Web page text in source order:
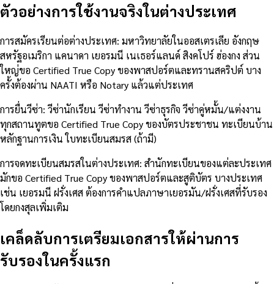
ตัวอย่างการใช้งานจริงในต่างประเทศ
การสมัครเรียนต่อต่างประเทศ: มหาวิทยาลัยในออสเตรเลีย อังกฤษ
สหรัฐอเมริกา แคนาดา เยอรมนี เนเธอร์แลนด์ สิงคโปร์ ฮ่องกง ส่วน
ใหญ่ขอ Certified True Copy ของพาสปอร์ตและทรานสคริปต์ บาง
ครั้งต้องผ่าน NAATI หรือ Notary แล้วแต่ประเทศ
การยื่นวีซ่า: วีซ่านักเรียน วีซ่าทำงาน วีซ่าธุรกิจ วีซ่าคู่หมั้น/แต่งงาน
ทุกสถานทูตขอ Certified True Copy ของบัตรประชาชน ทะเบียนบ้าน
หลักฐานการเงิน ใบทะเบียนสมรส (ถ้ามี)
การจดทะเบียนสมรสในต่างประเทศ: สำนักทะเบียนของแต่ละประเทศ
มักขอ Certified True Copy ของพาสปอร์ตและสูติบัตร บางประเทศ
เช่น เยอรมนี ฝรั่งเศส ต้องการคำแปลภาษาเยอรมัน/ฝรั่งเศสที่รับรอง
โดยกงสุลเพิ่มเติม
เคล็ดลับการเตรียมเอกสารให้ผ่านการ
รับรองในครั้งแรก